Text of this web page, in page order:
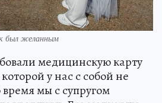
был желанным
медицинскую карту
у нас с собой не
время мы с супругом